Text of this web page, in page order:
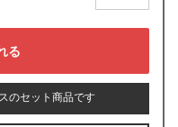
のセット商品です